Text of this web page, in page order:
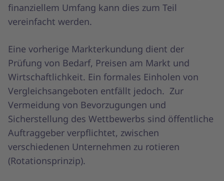
finanziellem Umfang kann dies zum Teil
vereinfacht werden.
Eine vorherige Markterkundung dient der
Prüfung von Bedarf, Preisen am Markt und
Wirtschaftlichkeit. Ein formales Einholen von
Vergleichsangeboten entfällt jedoch. Zur
Vermeidung von Bevorzugungen und
Sicherstellung des Wettbewerbs sind öffentliche
Auftraggeber verpflichtet, zwischen
verschiedenen Unternehmen zu rotieren
(Rotationsprinzip).